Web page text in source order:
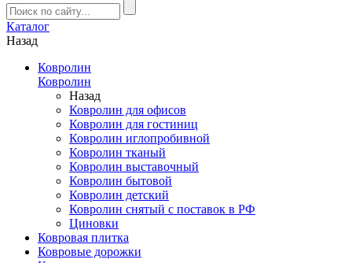
Каталог
Назад
Ковролин
Ковролин
Назад
Ковролин для офисов
Ковролин для гостиниц
Ковролин иглопробивной
Ковролин тканый
Ковролин выставочный
Ковролин бытовой
Ковролин детский
Ковролин снятый с поставок в РФ
Циновки
Ковровая плитка
Ковровые дорожки